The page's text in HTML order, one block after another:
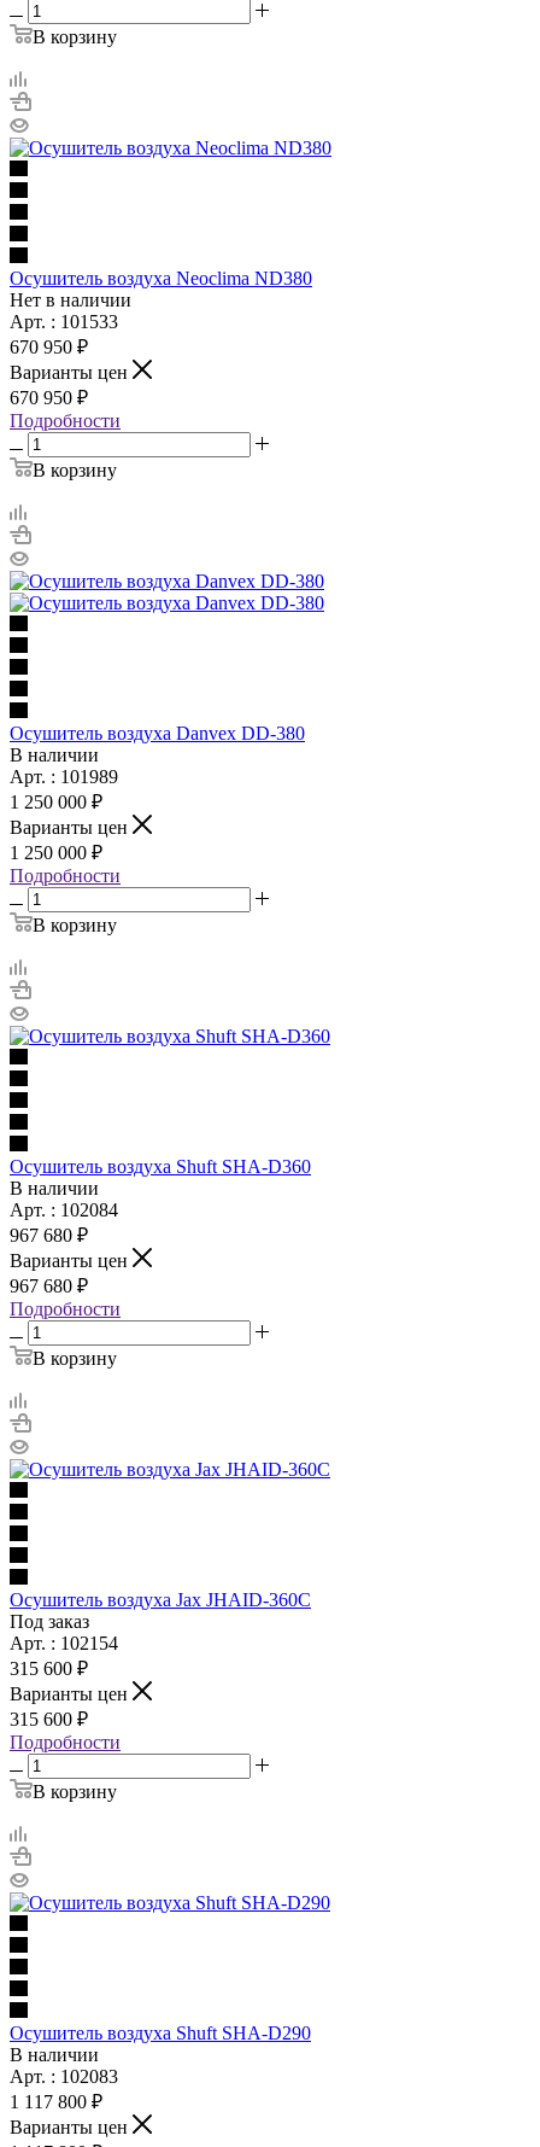
В корзину
Осушитель воздуха Neoclima ND380
Нет в наличии
Арт. : 101533
670 950 ₽
Варианты цен
670 950 ₽
Подробности
В корзину
Осушитель воздуха Danvex DD-380
В наличии
Арт. : 101989
1 250 000 ₽
Варианты цен
1 250 000 ₽
Подробности
В корзину
Осушитель воздуха Shuft SHA-D360
В наличии
Арт. : 102084
967 680 ₽
Варианты цен
967 680 ₽
Подробности
В корзину
Осушитель воздуха Jax JHAID-360C
Под заказ
Арт. : 102154
315 600 ₽
Варианты цен
315 600 ₽
Подробности
В корзину
Осушитель воздуха Shuft SHA-D290
В наличии
Арт. : 102083
1 117 800 ₽
Варианты цен